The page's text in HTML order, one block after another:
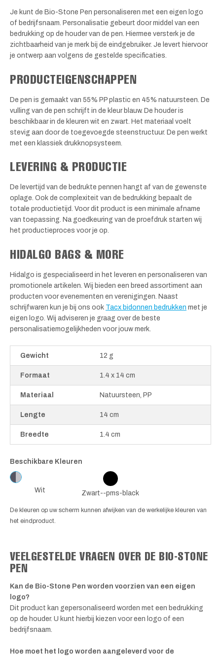
Je kunt de Bio-Stone Pen personaliseren met een eigen logo
of bedrijfsnaam. Personalisatie gebeurt door middel van een
bedrukking op de houder van de pen. Hiermee versterk je de
zichtbaarheid van je merk bij de eindgebruiker. Je levert hiervoor
je ontwerp aan volgens de gestelde specificaties.
PRODUCTEIGENSCHAPPEN
De pen is gemaakt van 55% PP plastic en 45% natuursteen. De
vulling van de pen schrijft in de kleur blauw. De houder is
beschikbaar in de kleuren wit en zwart. Het materiaal voelt
stevig aan door de toegevoegde steenstructuur. De pen werkt
met een klassiek drukknopsysteem.
LEVERING & PRODUCTIE
De levertijd van de bedrukte pennen hangt af van de gewenste
oplage. Ook de complexiteit van de bedrukking bepaalt de
totale productietijd. Voor dit product is een minimale afname
van toepassing. Na goedkeuring van de proefdruk starten wij
het productieproces voor je op.
HIDALGO BAGS & MORE
Hidalgo is gespecialiseerd in het leveren en personaliseren van
promotionele artikelen. Wij bieden een breed assortiment aan
producten voor evenementen en verenigingen. Naast
schrijfwaren kun je bij ons ook Tacx bidonnen bedrukken met je
eigen logo. Wij adviseren je graag over de beste
personalisatiemogelijkheden voor jouw merk.
Gewicht 12 g
Formaat 1.4 x 14 cm
Materiaal Natuursteen, PP
Lengte 14 cm
Breedte 1.4 cm
Beschikbare Kleuren
Wit Zwart--pms-black
De kleuren op uw scherm kunnen afwijken van de werkelijke kleuren van
het eindproduct.
VEELGESTELDE VRAGEN OVER DE BIO-STONE
PEN
Kan de Bio-Stone Pen worden voorzien van een eigen
logo?
Dit product kan gepersonaliseerd worden met een bedrukking
op de houder. U kunt hierbij kiezen voor een logo of een
bedrijfsnaam.
Hoe moet het logo worden aangeleverd voor de